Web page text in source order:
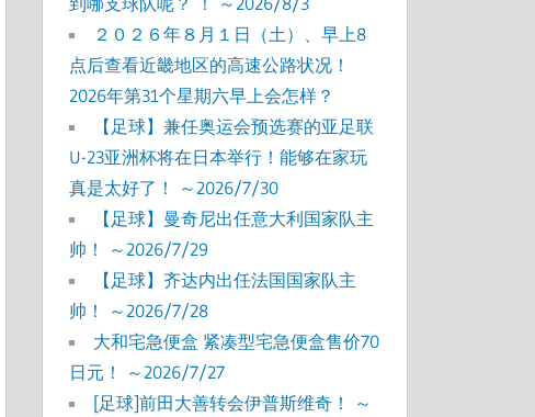
２０２６年８月１日（土）、早上8
点后查看近畿地区的高速公路状况！
2026年第31个星期六早上会怎样？
【足球】兼任奥运会预选赛的亚足联
U-23亚洲杯将在日本举行！能够在家玩
真是太好了！ ～2026/7/30
【足球】曼奇尼出任意大利国家队主
帅！ ～2026/7/29
【足球】齐达内出任法国国家队主
帅！ ～2026/7/28
大和宅急便盒 紧凑型宅急便盒售价70
日元！ ～2026/7/27
[足球]前田大善转会伊普斯维奇！ ～